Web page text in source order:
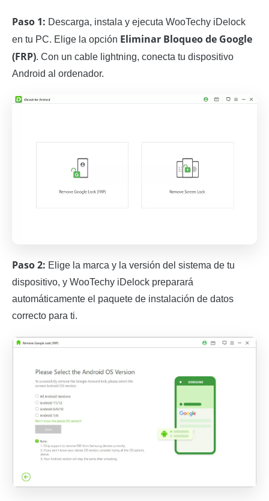
Paso 1: Descarga, instala y ejecuta WooTechy iDelock
en tu PC. Elige la opción Eliminar Bloqueo de Google
(FRP). Con un cable lightning, conecta tu dispositivo
Android al ordenador.
Paso 2: Elige la marca y la versión del sistema de tu
dispositivo, y WooTechy iDelock preparará
automáticamente el paquete de instalación de datos
correcto para ti.